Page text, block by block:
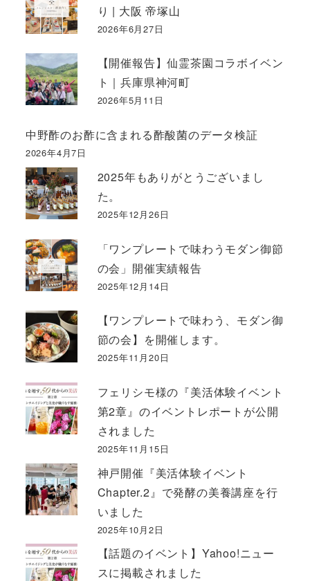
り | 大阪 帝塚山
2026年6月27日
【開催報告】仙霊茶園コラボイベン
ト｜兵庫県神河町
2026年5月11日
中野酢のお酢に含まれる酢酸菌のデータ検証
2026年4月7日
2025年もありがとうございまし
た。
2025年12月26日
「ワンプレートで味わうモダン御節
の会」開催実績報告
2025年12月14日
【ワンプレートで味わう、モダン御
節の会】を開催します。
2025年11月20日
フェリシモ様の『美活体験イベント
第2章』のイベントレポートが公開
されました
2025年11月15日
神戸開催『美活体験イベント
Chapter.2』で発酵の美養講座を行
いました
2025年10月2日
【話題のイベント】Yahoo!ニュー
スに掲載されました